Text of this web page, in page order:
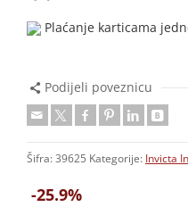
-25.9%
Plaćanje karticama
Podijeli poveznicu
Šifra: 39625 Kategorije: Invicta